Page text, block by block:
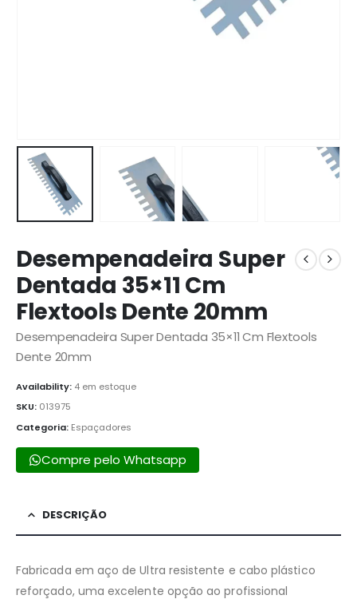
Desempenadeira Super
Dentada 35×11 Cm
Flextools Dente 20mm
Desempenadeira Super Dentada 35×11 Cm Flextools
Dente 20mm
Availability: 4 em estoque
SKU: 013975
Categoria: Espaçadores
Compre pelo Whatsapp
DESCRIÇÃO
Fabricada em aço de Ultra resistente e cabo plástico
reforçado, uma excelente opção ao profissional